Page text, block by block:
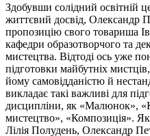
Здобувши солідний освітній
життєвий досвід, Олександр
пропозицію свого товариша
кафедри образотворчого та
мистецтва. Відтоді ось уже
підготовки майбутніх
йому самовідданістю й
викладає такі важливі для
дисципліни, як «Малюнок»,
мистецтво», «Композиція». Як
Лілія Полудень, Олександр